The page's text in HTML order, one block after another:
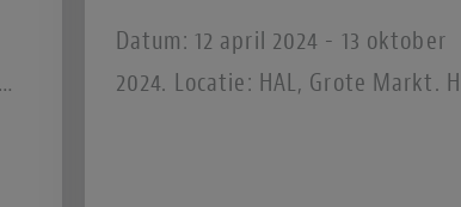
Datum: 12 april 2024 - 13 oktober
2024. Locatie: HAL, Grote Markt. Het